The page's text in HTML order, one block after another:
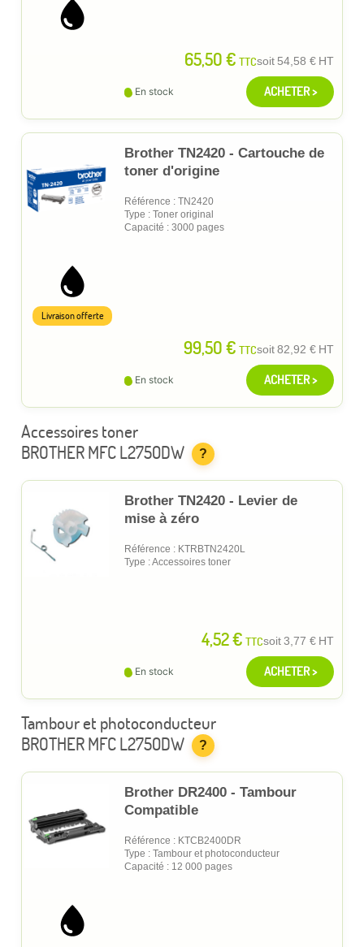
65,50 € TTCsoit 54,58 € HT
En stock ACHETER >
Brother TN2420 - Cartouche de
toner d'origine
Référence : TN2420
Type : Toner original
Capacité : 3000 pages
99,50 € TTCsoit82,92 € HT
Livraison offerte
En stock ACHETER >
Accessoires toner
BROTHER MFC L2750DW
?
Brother TN2420 - Levier de
mise à zéro
Référence : KTRBTN2420L
Type : Accessoires toner
4,52 € TTCsoit3,77 € HT
En stock ACHETER >
Tambour et photoconducteur
BROTHER MFC L2750DW
?
Brother DR2400 - Tambour
Compatible
Référence : KTCB2400DR
Type : Tambour et photoconducteur
Capacité : 12 000 pages